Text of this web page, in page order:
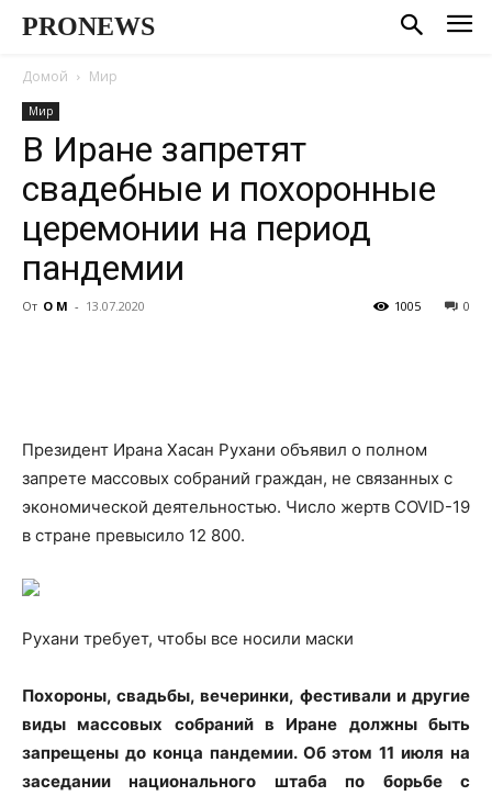
PRONEWS
Домой Мир
Мир
В Иране запретят
свадебные и похоронные
церемонии на период
пандемии
От О М - 13.07.2020 0
1005
Президент Ирана Хасан Рухани объявил о полном
запрете массовых собраний граждан, не связанных с
экономической деятельностью. Число жертв COVID-19
в стране превысило 12 800.
Рухани требует, чтобы все носили маски
Похороны, свадьбы, вечеринки, фестивали и другие
виды массовых собраний в Иране должны быть
запрещены до конца пандемии. Об этом 11 июля на
заседании национального штаба по борьбе с